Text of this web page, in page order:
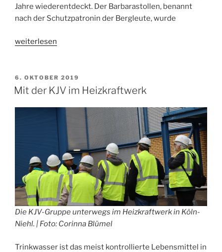
Jahre wiederentdeckt. Der Barbarastollen, benannt
nach der Schutzpatronin der Bergleute, wurde
„Unter
Köln“
weiterlesen
VERÖFFENTLICHT
AM
6. OKTOBER 2019
Mit der KJV im Heizkraftwerk
Die KJV-Gruppe unterwegs im Heizkraftwerk in Köln-
Niehl. | Foto: Corinna Blümel
Trinkwasser ist das meist kontrollierte Lebensmittel in